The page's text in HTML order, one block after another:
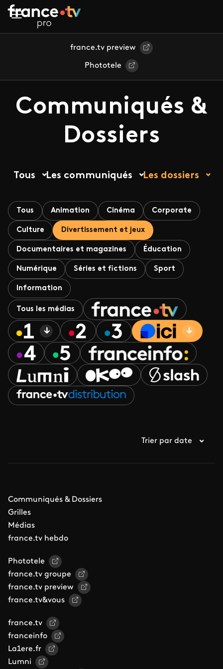
Aller au contenu principal
france.tv preview
Phototele
Communiqués &
Dossiers
Tous Les communiqués Les dossiers
Tous Animation Cinéma Corporate
Culture Divertissement et jeux
Documentaires et magazines Éducation
Numérique Séries et fictions Sport
Information
Tous les médias
Trier par date
Communiqués & Dossiers
Grilles
Médias
france.tv hebdo
Phototele
france.tv groupe
france.tv preview
france.tv&vous
france.tv
franceinfo
La1ere.fr
Lumni